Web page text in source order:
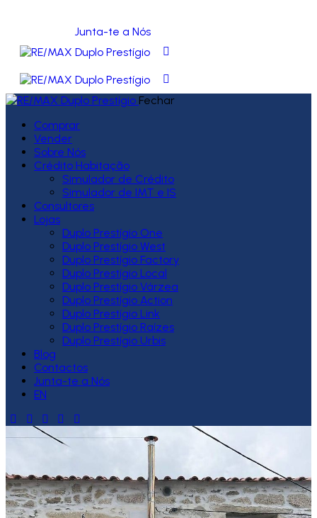
Junta-te a Nós
Fechar
Comprar
Vender
Sobre Nós
Crédito Habitação
Simulador de Crédito
Simulador de IMT e IS
Consultores
Lojas
Duplo Prestígio One
Duplo Prestígio West
Duplo Prestígio Factory
Duplo Prestígio Local
Duplo Prestígio Várzea
Duplo Prestígio Action
Duplo Prestígio Link
Duplo Prestígio Raízes
Duplo Prestígio Urbis
Blog
Contactos
Junta-te a Nós
EN